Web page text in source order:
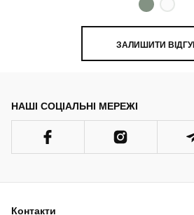
ЗАЛИШИТИ
НАШІ СОЦІАЛЬНІ МЕРЕЖІ
Контакти